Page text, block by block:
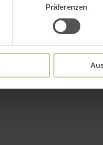
Präferenzen